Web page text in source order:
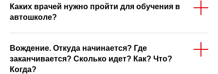
Каких врачей нужно пройти для обучения в
автошколе?
Вождение. Откуда начинается? Где
заканчивается? Сколько идет? Как? Что?
Когда?